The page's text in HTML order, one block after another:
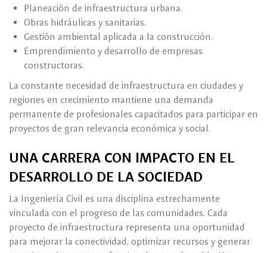
Planeación de infraestructura urbana.
Obras hidráulicas y sanitarias.
Gestión ambiental aplicada a la construcción.
Emprendimiento y desarrollo de empresas
constructoras.
La constante necesidad de infraestructura en ciudades y
regiones en crecimiento mantiene una demanda
permanente de profesionales capacitados para participar en
proyectos de gran relevancia económica y social.
UNA CARRERA CON IMPACTO EN EL
DESARROLLO DE LA SOCIEDAD
La Ingeniería Civil es una disciplina estrechamente
vinculada con el progreso de las comunidades. Cada
proyecto de infraestructura representa una oportunidad
para mejorar la conectividad, optimizar recursos y generar